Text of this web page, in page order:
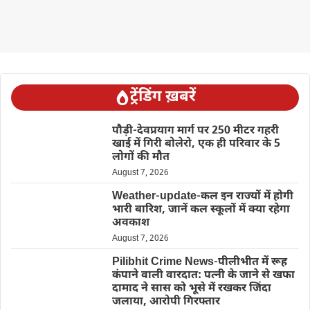
ट्रेंडिंग ख़बरें
पौड़ी-देवप्रयाग मार्ग पर 250 मीटर गहरी
खाई में गिरी बोलेरो, एक ही परिवार के 5
लोगों की मौत
August 7, 2026
Weather-update-कल इन राज्यों में होगी
भारी बारिश, जानें कल स्कूलों में क्या रहेगा
अवकाश
August 7, 2026
Pilibhit Crime News-पीलीभीत में रूह
कंपाने वाली वारदात: पत्नी के जाने से खफा
दामाद ने सास को भूसे में रखकर जिंदा
जलाया, आरोपी गिरफ्तार